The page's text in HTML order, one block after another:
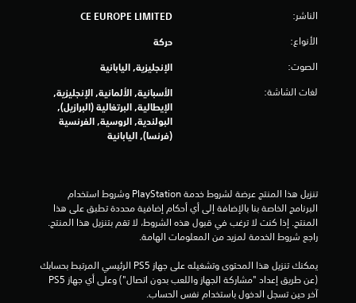
م
ي
4
5
1
الناشر: CE EUROPE LIMITED
الأنواع: حركة
الصوت: الإنجليزية, اليابانية
لغات الشاشة:
الأسبانية, الألمانية, الإنجليزية,
الإيطالية, البرتغالية (البرازيل),
البولندية, الروسية, الفرنسية
(فرنسا), اليابانية
راجع شروط الخدمة لمزيد من المعلومات الهامة.
آخر حين تسجل الدخول باستخدام نفس الحساب.